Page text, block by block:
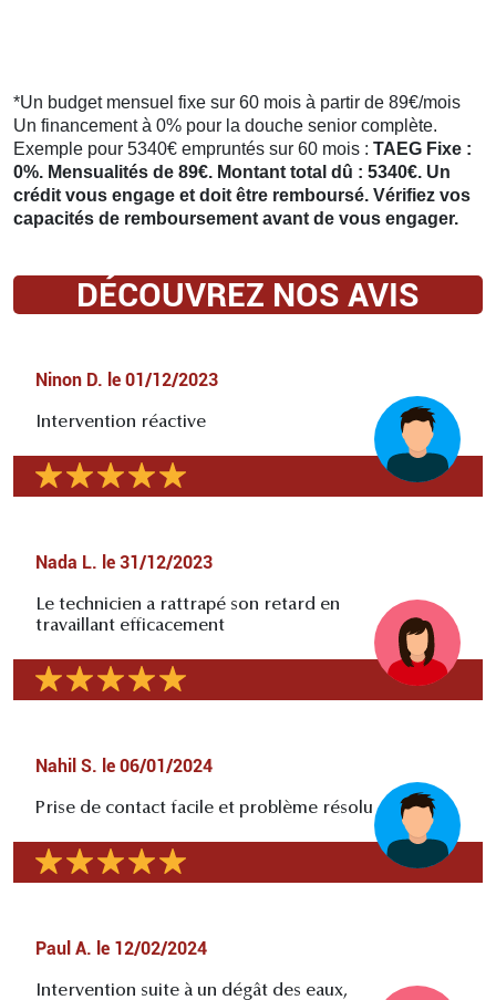
*Un budget mensuel fixe sur 60 mois à partir de 89€/mois
Un financement à 0% pour la douche senior complète.
Exemple pour 5340€ empruntés sur 60 mois : TAEG Fixe :
0%. Mensualités de 89€. Montant total dû : 5340€. Un
crédit vous engage et doit être remboursé. Vérifiez vos
capacités de remboursement avant de vous engager.
DÉCOUVREZ NOS AVIS
Ninon D. le 01/12/2023
Intervention réactive
Nada L. le 31/12/2023
Le technicien a rattrapé son retard en
travaillant efficacement
Nahil S. le 06/01/2024
Prise de contact facile et problème résolu
Paul A. le 12/02/2024
Intervention suite à un dégât des eaux,